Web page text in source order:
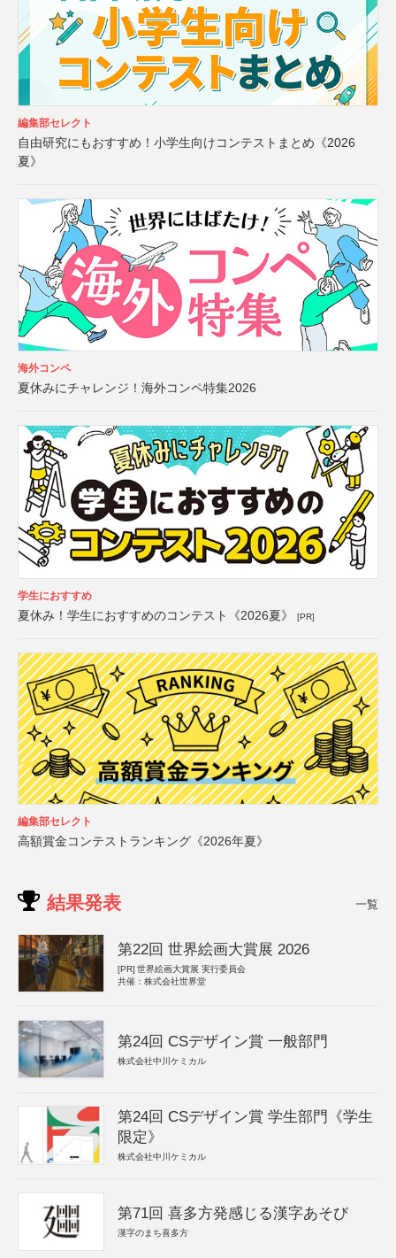
編集部セレクト
自由研究にもおすすめ！小学生向けコンテストまとめ《2026
夏》
海外コンペ
夏休みにチャレンジ！海外コンペ特集2026
学生におすすめ
夏休み！学生におすすめのコンテスト《2026夏》 [PR]
編集部セレクト
高額賞金コンテストランキング《2026年夏》
結果発表 一覧
第22回 世界絵画大賞展 2026
[PR] 世界絵画大賞展 実行委員会
共催：株式会社世界堂
第24回 CSデザイン賞 一般部門
株式会社中川ケミカル
第24回 CSデザイン賞 学生部門《学生
限定》
株式会社中川ケミカル
第71回 喜多方発感じる漢字あそび
漢字のまち喜多方